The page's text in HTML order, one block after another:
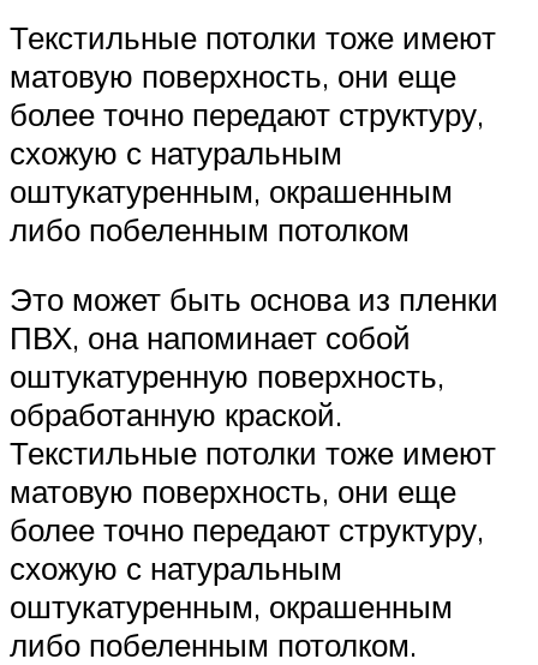
Текстильные потолки тоже имеют
матовую поверхность, они еще
более точно передают структуру,
схожую с натуральным
оштукатуренным, окрашенным
либо побеленным потолком
Это может быть основа из пленки
ПВХ, она напоминает собой
оштукатуренную поверхность,
обработанную краской.
Текстильные потолки тоже имеют
матовую поверхность, они еще
более точно передают структуру,
схожую с натуральным
оштукатуренным, окрашенным
либо побеленным потолком.